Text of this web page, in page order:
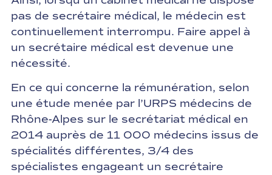
pas de secrétaire médical, le médecin est
continuellement interrompu. Faire appel à
un secrétaire médical est devenue une
nécessité.
En ce qui concerne la rémunération, selon
une étude menée par l’URPS médecins de
Rhône-Alpes sur le secrétariat médical en
2014 auprès de 11 000 médecins issus de
spécialités différentes, 3/4 des
spécialistes engageant un secrétaire